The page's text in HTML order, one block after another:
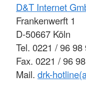
D&T Internet
Frankenwerft 1
D-50667 Köln
Tel. 0221 / 96 98
Fax. 0221 / 96
Mail. drk-